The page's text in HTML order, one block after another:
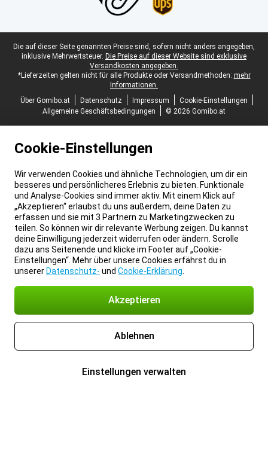
Juristische Fußzeile
Die auf dieser Seite genannten Preise sind, sofern nicht anders angegeben,
inklusive Mehrwertsteuer. Die Preise auf dieser Website sind exklusive
Versandkosten angegeben.
*Lieferzeiten gelten nicht für alle Produkte oder Versandmethoden: mehr
Informationen.
Über Gomibo.at
Datenschutz Impressum
Cookie-Einstellungen
Allgemeine Geschäftsbedingungen
© 2026 Gomibo.at
Cookie-Einstellungen
Wir verwenden Cookies und ähnliche Technologien, um dir ein
besseres und persönlicheres Erlebnis zu bieten. Funktionale
und Analyse-Cookies sind immer aktiv. Mit einem Klick auf
„Akzeptieren“ erlaubst du uns außerdem, deine Daten zu
erfassen und sie mit 3 Partnern zu Marketingzwecken zu
teilen. So können wir dir relevante Werbung zeigen. Du kannst
deine Einwilligung jederzeit widerrufen oder ändern. Scrolle
dazu ans Seitenende und klicke im Footer auf „Cookie-
Einstellungen“. Mehr über unsere Cookies erfährst du in
unserer Datenschutz- und Cookie-Erklärung
Akzeptieren
Ablehnen
Einstellungen verwalten